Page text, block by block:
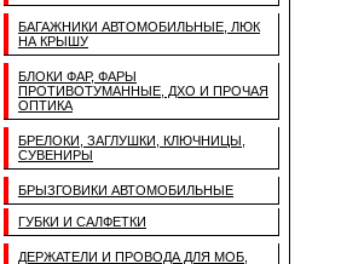
БАГАЖНИКИ АВТОМОБИЛЬНЫЕ, ЛЮК
НА КРЫШУ
БЛОКИ ФАР, ФАРЫ
ПРОТИВОТУМАННЫЕ, ДХО И ПРОЧАЯ
ОПТИКА
БРЕЛОКИ, ЗАГЛУШКИ, КЛЮЧНИЦЫ,
СУВЕНИРЫ
БРЫЗГОВИКИ АВТОМОБИЛЬНЫЕ
ГУБКИ И САЛФЕТКИ
ДЕРЖАТЕЛИ И ПРОВОДА ДЛЯ МОБ,